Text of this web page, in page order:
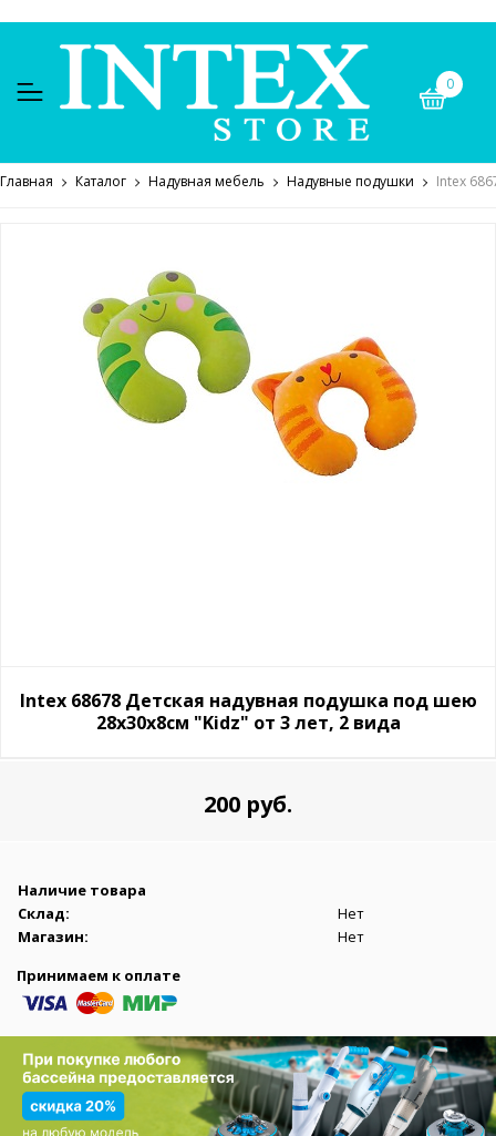
0
Главная Каталог Надувная мебель Надувные подушки Intex
Intex 68678 Детская надувная подушка под шею
28х30х8см "Kidz" от 3 лет, 2 вида
200 руб.
Наличие товара
Склад:
Нет
Магазин:
Нет
Принимаем к оплате